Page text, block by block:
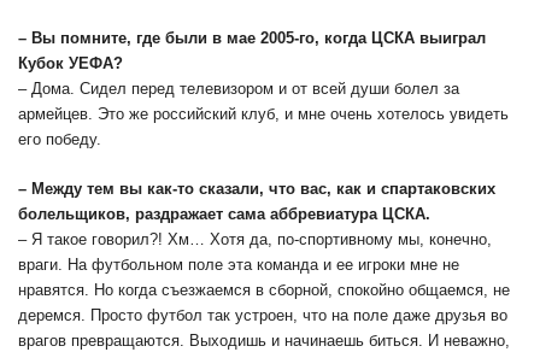
– Вы помните, где были в мае 2005-го, когда ЦСКА выиграл
Кубок УЕФА?
– Дома. Сидел перед телевизором и от всей души болел за
армейцев. Это же российский клуб, и мне очень хотелось увидеть
его победу.
– Между тем вы как-то сказали, что вас, как и спартаковских
болельщиков, раздражает сама аббревиатура ЦСКА.
– Я такое говорил?! Хм… Хотя да, по-спортивному мы, конечно,
враги. На футбольном поле эта команда и ее игроки мне не
нравятся. Но когда съезжаемся в сборной, спокойно общаемся, не
деремся. Просто футбол так устроен, что на поле даже друзья во
врагов превращаются. Выходишь и начинаешь биться. И неважно,